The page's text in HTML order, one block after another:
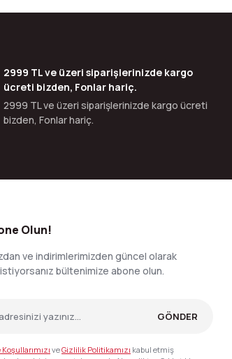
2999 TL ve üzeri siparişlerinizde kargo
ücreti bizden, Fonlar hariç.
2999 TL ve üzeri siparişlerinizde kargo ücreti
bizden, Fonlar hariç.
Olun!
ve indirimlerimizden güncel olarak
bültenimize abone olun.
GÖNDER
veGizlilik Politikamızı kabul etmiş